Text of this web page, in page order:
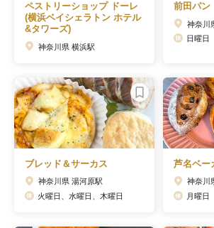
ペストリーショップ ドーレ
(横浜ベイシェラトン ホテル
&タワーズ)
神奈川県 横浜駅
前田パン
神奈川
日曜日
ブレッド＆サーカス
神奈川県 湯河原駅
火曜日、水曜日、木曜日
芦名ベー
神奈川
月曜日